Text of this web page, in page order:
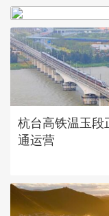
杭台高铁温玉段
通运营